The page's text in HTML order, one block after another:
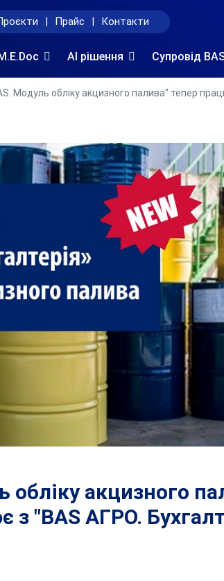
| Прайс | Контакти
AI рішення Супровід
Модуль обліку акцизного палива" тепер
обліку акцизного
з "BAS АГРО.